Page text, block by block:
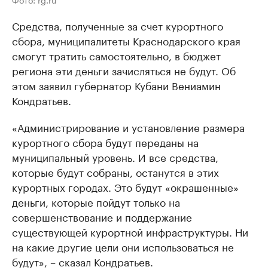
Средства, полученные за счет курортного
сбора, муниципалитеты Краснодарского края
смогут тратить самостоятельно, в бюджет
региона эти деньги зачисляться не будут. Об
этом заявил губернатор Кубани Вениамин
Кондратьев.
«Администрирование и установление размера
курортного сбора будут переданы на
муниципальный уровень. И все средства,
которые будут собраны, останутся в этих
курортных городах. Это будут «окрашенные»
деньги, которые пойдут только на
совершенствование и поддержание
существующей курортной инфраструктуры. Ни
на какие другие цели они использоваться не
будут», – сказал Кондратьев.